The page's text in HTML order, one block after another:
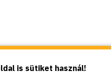
is sütiket használ!